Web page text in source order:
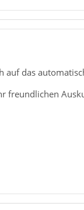
auf das
freundlichen